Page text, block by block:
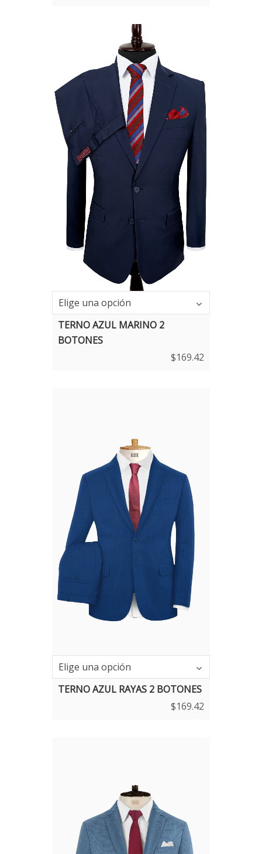
Elige una opción
TERNO AZUL MARINO 2
BOTONES
$169.42
Elige una opción
TERNO AZUL RAYAS 2 BOTONES
$169.42